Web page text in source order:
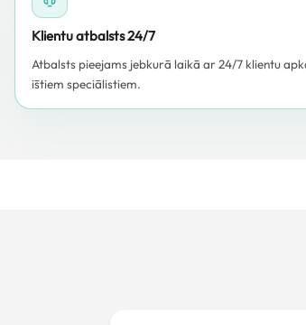
Klientu atbalsts 24/7
Atbalsts pieejams jebkurā laikā ar 24/7 klientu
īstiem speciālistiem.